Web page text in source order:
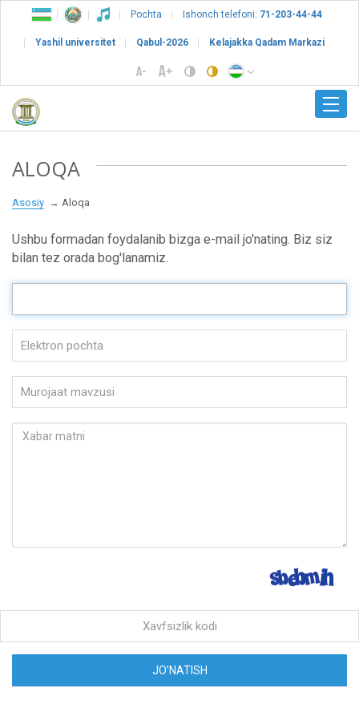
Pochta Ishonch telefoni: 71-203-44-44
Yashil universitet Qabul-2026 Kelajakka Qadam Markazi
ALOQA
Asosiy Aloqa
Ushbu formadan foydalanib bizga e-mail jo'nating. Biz siz
bilan tez orada bog'lanamiz.
JO'NATISH